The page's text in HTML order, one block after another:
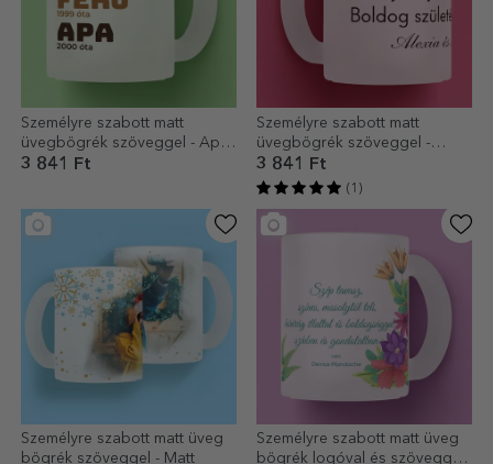
Személyre szabott matt
üvegbögrék szöveggel - Apa
története
3 841 Ft
Személyre szabott matt
üvegbögrék szöveggel -
Üzenet szeretteinek
3 841 Ft
(1)
Személyre szabott matt üveg
bögrék szöveggel - Matt
Személyre szabott matt üveg
bögrék logóval és szöveggel